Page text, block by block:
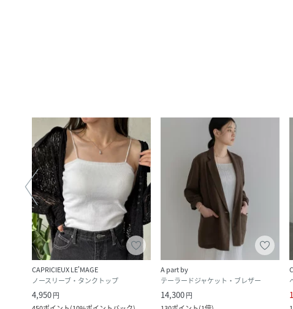
CAPRICIEUX LE'MAGE
ノースリーブ・タンクトップ
4,950円
A part by
テーラードジャケット・ブレザー
14,300円